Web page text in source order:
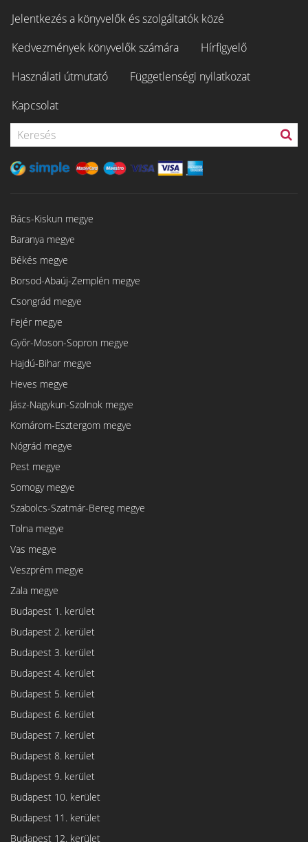
Jelentkezés a könyvelők és szolgáltatók közé
Kedvezmények könyvelők számára
Hírfigyelő
Használati útmutató
Függetlenségi nyilatkozat
Kapcsolat
Bács-Kiskun megye
Baranya megye
Békés megye
Borsod-Abaúj-Zemplén megye
Csongrád megye
Fejér megye
Győr-Moson-Sopron megye
Hajdú-Bihar megye
Heves megye
Jász-Nagykun-Szolnok megye
Komárom-Esztergom megye
Nógrád megye
Pest megye
Somogy megye
Szabolcs-Szatmár-Bereg megye
Tolna megye
Vas megye
Veszprém megye
Zala megye
Budapest 1. kerület
Budapest 2. kerület
Budapest 3. kerület
Budapest 4. kerület
Budapest 5. kerület
Budapest 6. kerület
Budapest 7. kerület
Budapest 8. kerület
Budapest 9. kerület
Budapest 10. kerület
Budapest 11. kerület
Budapest 12. kerület